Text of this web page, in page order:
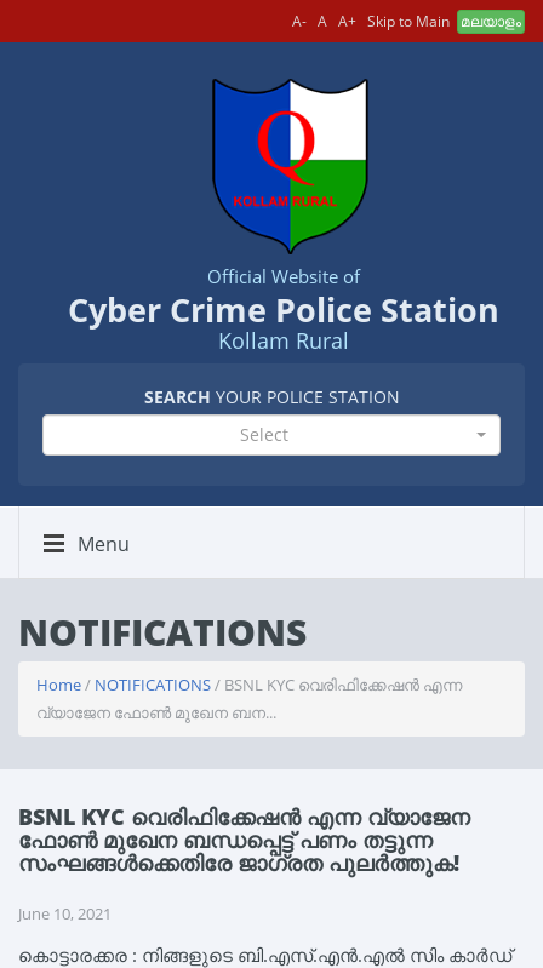
A- A A+ Skip to Main മലയാളം
Official Website of
Cyber Crime Police Station
Kollam Rural
SEARCH YOUR POLICE STATION
Select
Menu
NOTIFICATIONS
Home/ NOTIFICATIONS/ BSNL KYC വെരിഫിക്കേഷൻ എന്ന
വ്യാജേന ഫോൺ മുഖേന ബന...
BSNL KYC വെരിഫിക്കേഷൻ എന്ന വ്യാജേന
ഫോൺ മുഖേന ബന്ധപ്പെട്ട് പണം തട്ടുന്ന
സംഘങ്ങൾക്കെതിരേ ജാഗ്രത പുലർത്തുക!
June 10, 2021
കൊട്ടാരക്കര : നിങ്ങളുടെ ബി.എസ്.എൻ.എൽ സിം കാർഡ്